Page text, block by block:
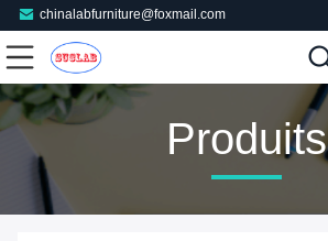
chinalabfurniture@foxmail.com
Produits